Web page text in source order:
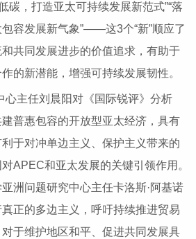
碳，打造亚太可持续发展新范式”“落
容发展新气象”——这3个“新”顺应了
共同发展进步的价值追求，有助于
的新潜能，增强可持续发展韧性。
心主任刘晨阳对《国际锐评》分析
普惠包容的开放型亚太经济，具有
于对冲单边主义、保护主义带来的
APEC和亚太发展的关键引领作用。
洲问题研究中心主任卡洛斯·阿基诺
正的多边主义，呼吁持续推进贸易
于维护地区和平、促进共同发展具